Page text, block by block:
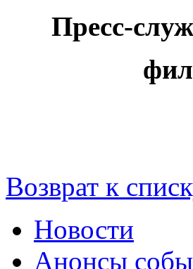
Пресс-
Возврат к
Новости
Анонсы